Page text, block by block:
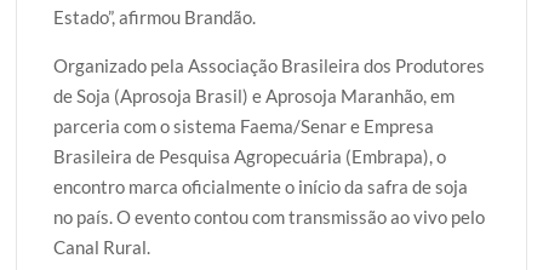
Estado”, afirmou Brandão.
Organizado pela Associação Brasileira dos Produtores
de Soja (Aprosoja Brasil) e Aprosoja Maranhão, em
parceria com o sistema Faema/Senar e Empresa
Brasileira de Pesquisa Agropecuária (Embrapa), o
encontro marca oficialmente o início da safra de soja
no país. O evento contou com transmissão ao vivo pelo
Canal Rural.